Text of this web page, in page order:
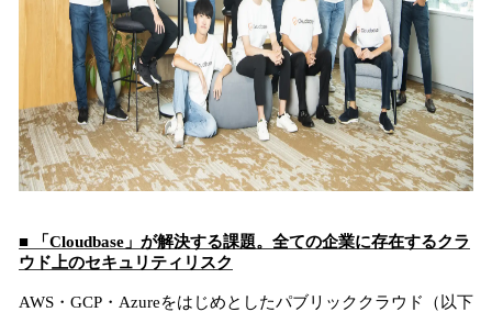
■ 「Cloudbase」が解決する課題。全ての企業に存在するクラ
ウド上のセキュリティリスク
AWS・GCP・Azureをはじめとしたパブリッククラウド（以下